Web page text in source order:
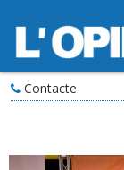
Contacte